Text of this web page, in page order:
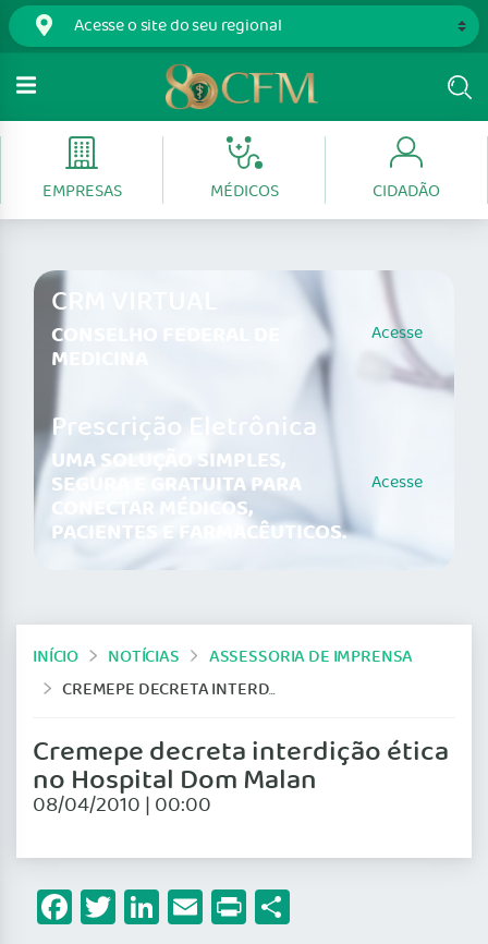
EMPRESAS MÉDICOS CIDADÃO
CRM VIRTUAL
CONSELHO FEDERAL DE
MEDICINA
Acesse
Prescrição Eletrônica
UMA SOLUÇÃO SIMPLES,
SEGURA E GRATUITA PARA
CONECTAR MÉDICOS,
PACIENTES E FARMACÊUTICOS.
Acesse
INÍCIO NOTÍCIAS
ASSESSORIA DE IMPRENSA
CREMEPE DECRETA INTERDIÇÃO ÉTICA NO HOSPITAL DOM MALAN
Cremepe decreta interdição ética
no Hospital Dom Malan
08/04/2010 | 00:00
Facebook
Twitter
LinkedIn
Email
Print